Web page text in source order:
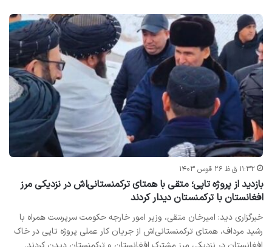
۱۱:۳۲ ق.ظ ۲۶ قوس ۱۴۰۳
بازدید از پروژه تاپی؛ متقی با همتای ترکمنستانی‌اش در نزدیکی مرز
افغانستان با ترکمنستان دیدار کردند
خبرگزاری دید: امیرخان متقی، وزیر امور خارجه حکومت سرپرست همراه با
رشید مرداف، همتای ترکمنستانی‌اش از جریان کار عملی پروژه تاپی در خاک